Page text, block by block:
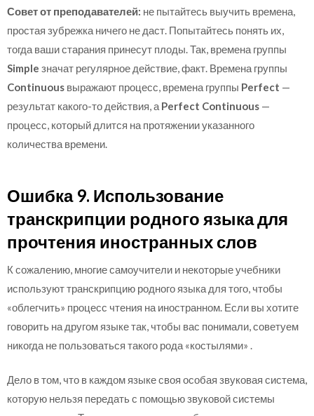
Совет от преподавателей: не пытайтесь выучить времена,
простая зубрежка ничего не даст. Попытайтесь понять их,
тогда ваши старания принесут плоды. Так, времена группы
Simple значат регулярное действие, факт. Времена группы
Continuous выражают процесс, времена группы Perfect —
результат какого-то действия, а Perfect Continuous —
процесс, который длится на протяжении указанного
количества времени.
Ошибка 9. Использование
транскрипции родного языка для
прочтения иностранных слов
К сожалению, многие самоучители и некоторые учебники
используют транскрипцию родного языка для того, чтобы
«облегчить» процесс чтения на иностранном. Если вы хотите
говорить на другом языке так, чтобы вас понимали, советуем
никогда не пользоваться такого рода «костылями» .
Дело в том, что в каждом языке своя особая звуковая система,
которую нельзя передать с помощью звуковой системы